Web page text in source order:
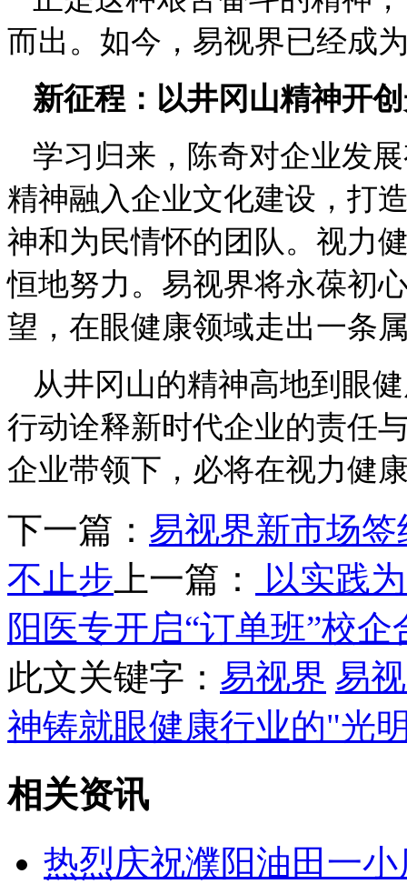
而出。如今，易视界已经成
新征程：以井冈山精神开
学习归来，陈奇对企业发
精神融入企业文化建设，打
神和为民情怀的团队。视力
恒地努力。易视界将永葆初
望，在眼健康领域走出一条
从井冈山的精神高地到眼
行动诠释新时代企业的责任
企业带领下，必将在视力健
下一篇： 易视界新市场
不止步 上一篇：
以实践
阳医专开启“订单班”校
此文关键字： 易视界 易
神铸就眼健康行业的"光
相关资讯
热烈庆祝濮阳油田一